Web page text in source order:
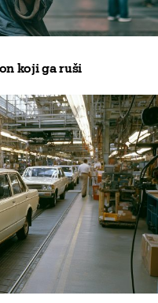
koji ga ruši